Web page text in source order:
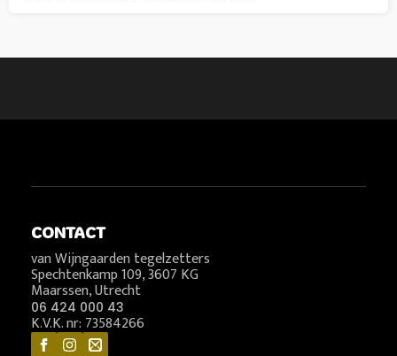
CONTACT
van Wijngaarden tegelzetters
Spechtenkamp 109, 3607 KG
Maarssen, Utrecht
06 424 000 43
K.V.K. nr: 73584266